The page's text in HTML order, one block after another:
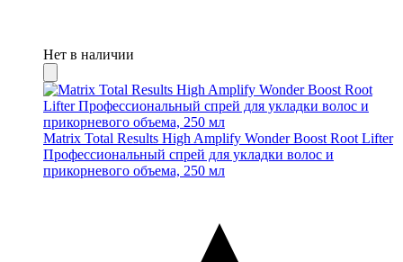
Нет в наличии
Matrix Total Results High Amplify Wonder Boost Root Lifter
Профессиональный спрей для укладки волос и
прикорневого объема, 250 мл